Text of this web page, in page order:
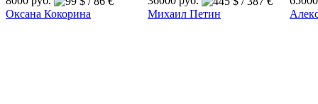
Оксана Кокорина
Михаил Петин